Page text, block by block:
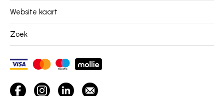
Website kaart
Zoek